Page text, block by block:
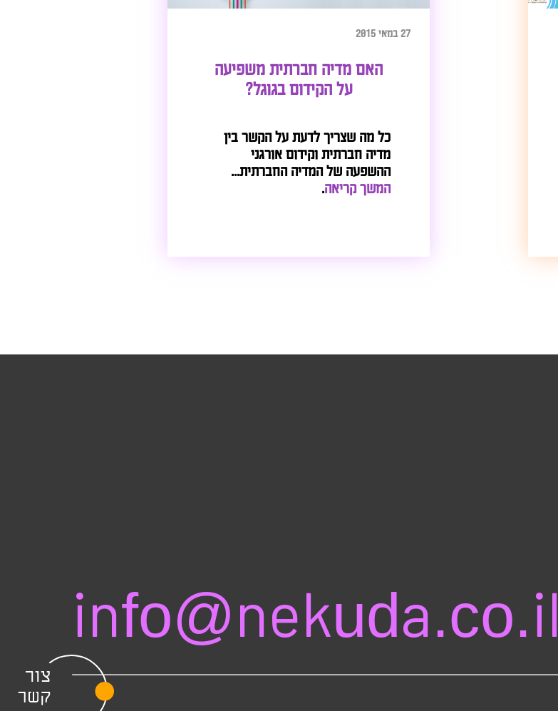
27 במאי 2015
האם מדיה חברתית משפיעה
על הקידום בגוגל?
כל מה שצריך לדעת על הקשר בין
מדיה חברתית וקידום אורגני
ההשפעה של המדיה החברתית...
המשך קריאה.
info@nekuda.co.il